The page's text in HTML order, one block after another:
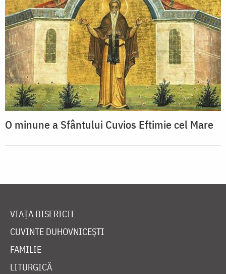
O minune a Sfântului Cuvios Eftimie cel Mare
VIAȚA BISERICII
CUVINTE DUHOVNICEȘTI
FAMILIE
LITURGICĂ